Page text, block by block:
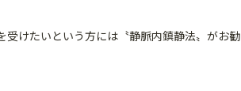
けたいという方には〝静脈内鎮静法〟 がお勧